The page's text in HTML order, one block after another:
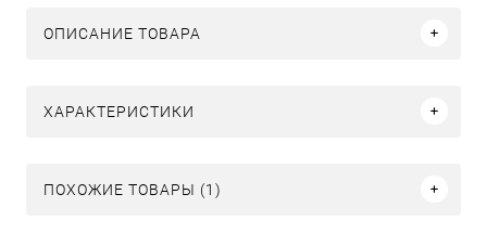
ОПИСАНИЕ ТОВАРА
ХАРАКТЕРИСТИКИ
ПОХОЖИЕ ТОВАРЫ (1)